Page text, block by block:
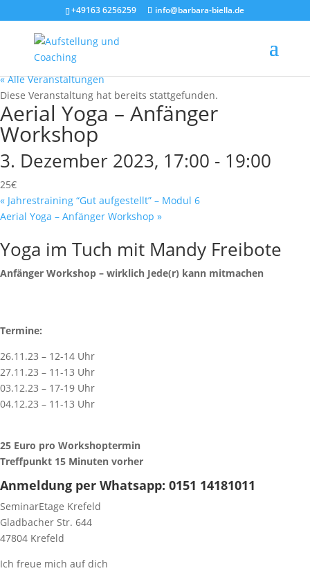
+49163 6256259 info@barbara-biella.de
« Alle Veranstaltungen
Diese Veranstaltung hat bereits stattgefunden.
Aerial Yoga – Anfänger
Workshop
3. Dezember 2023, 17:00 - 19:00
25€
« Jahrestraining “Gut aufgestellt” – Modul 6
Aerial Yoga – Anfänger Workshop »
Yoga im Tuch mit Mandy Freibote
Anfänger Workshop – wirklich Jede(r) kann mitmachen
Termine:
26.11.23 – 12-14 Uhr
27.11.23 – 11-13 Uhr
03.12.23 – 17-19 Uhr
04.12.23 – 11-13 Uhr
25 Euro pro Workshoptermin
Treffpunkt 15 Minuten vorher
Anmeldung per Whatsapp: 0151 14181011
SeminarEtage Krefeld
Gladbacher Str. 644
47804 Krefeld
Ich freue mich auf dich